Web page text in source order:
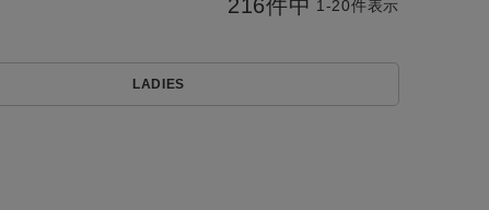
LADIES
216件中 1-20件表示